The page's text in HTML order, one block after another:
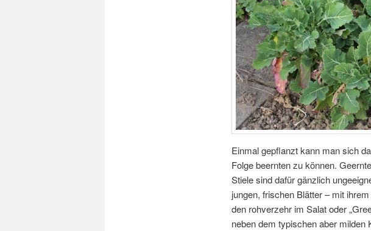
Einmal gepflanzt kann man sich
Folge beernten zu können.
Stiele sind dafür gänzlich
jungen, frischen Blätter – mit
den rohverzehr im Salat oder
neben dem typischen aber